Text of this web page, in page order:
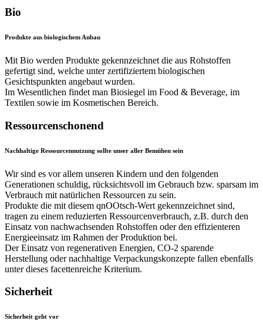
Bio
Produkte aus biologischem Anbau
Mit Bio werden Produkte gekennzeichnet die aus Rohstoffen
gefertigt sind, welche unter zertifiziertem biologischen
Gesichtspunkten angebaut wurden.
Im Wesentlichen findet man Biosiegel im Food & Beverage, im
Textilen sowie im Kosmetischen Bereich.
Ressourcenschonend
Nachhaltige Ressourcennutzung sollte unser aller Bemühen sein
Wir sind es vor allem unseren Kindern und den folgenden
Generationen schuldig, rücksichtsvoll im Gebrauch bzw. sparsam im
Verbrauch mit natürlichen Ressourcen zu sein.
Produkte die mit diesem qnOOtsch-Wert gekennzeichnet sind,
tragen zu einem reduzierten Ressourcenverbrauch, z.B. durch den
Einsatz von nachwachsenden Rohstoffen oder den effizienteren
Energieeinsatz im Rahmen der Produktion bei.
Der Einsatz von regenerativen Energien, CO-2 sparende
Herstellung oder nachhaltige Verpackungskonzepte fallen ebenfalls
unter dieses facettenreiche Kriterium.
Sicherheit
Sicherheit geht vor